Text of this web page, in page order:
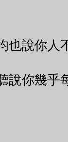
也說你人
說你幾乎